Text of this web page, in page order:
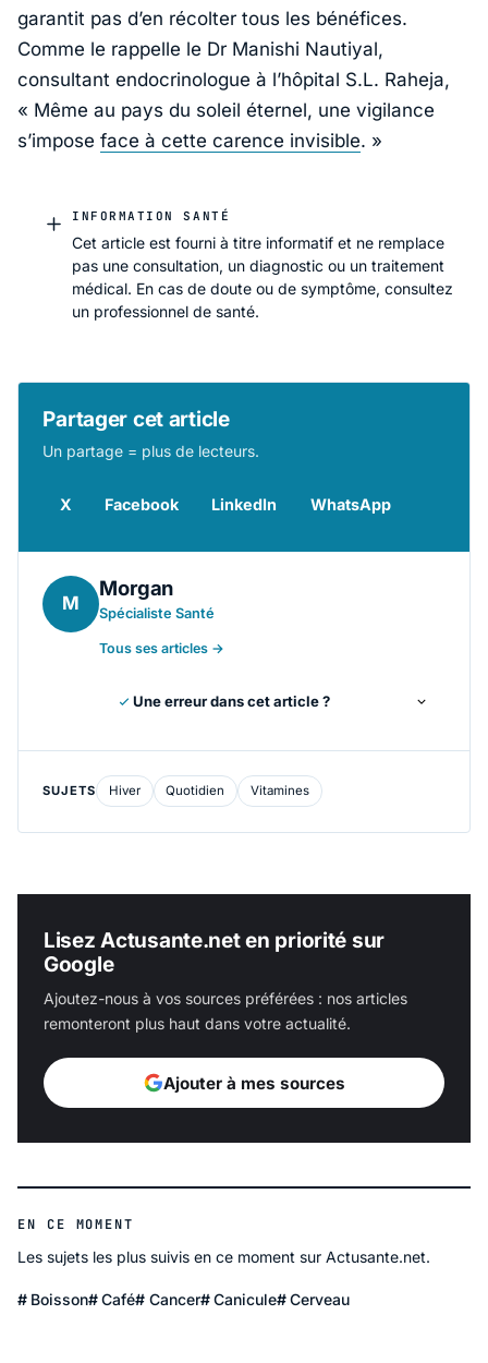
garantit pas d’en récolter tous les bénéfices.
Comme le rappelle le Dr Manishi Nautiyal,
consultant endocrinologue à l’hôpital S.L. Raheja,
« Même au pays du soleil éternel, une vigilance
s’impose face à cette carence invisible. »
INFORMATION SANTÉ
Cet article est fourni à titre informatif et ne remplace
pas une consultation, un diagnostic ou un traitement
médical. En cas de doute ou de symptôme, consultez
un professionnel de santé.
Partager cet article
Un partage = plus de lecteurs.
X Facebook LinkedIn WhatsApp
M
Morgan
Spécialiste Santé
Tous ses articles →
Une erreur dans cet article ?
SUJETS Hiver Quotidien Vitamines
Lisez Actusante.net en priorité sur
Google
Ajoutez-nous à vos sources préférées : nos articles
remonteront plus haut dans votre actualité.
Ajouter à mes sources
EN CE MOMENT
Les sujets les plus suivis en ce moment sur Actusante.net.
Boisson Café Cancer Canicule Cerveau